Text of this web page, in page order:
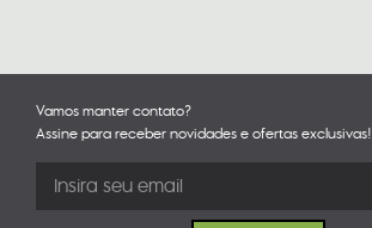
Vamos manter contato?
Assine para receber novidades e ofertas exclusivas!